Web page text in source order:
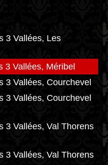
3 Vallées, Les
3 Vallées, Méribel
3 Vallées, Courchevel
3 Vallées, Courchevel
3 Vallées, Val Thorens
3 Vallées, Val Thorens